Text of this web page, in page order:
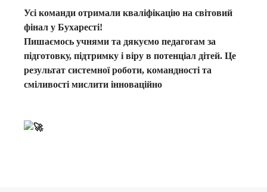
Усі команди отримали кваліфікацію на світовий
фінал у Бухаресті!
Пишаємось учнями та дякуємо педагогам за
підготовку, підтримку і віру в потенціал дітей. Це
результат системної роботи, командності та
сміливості мислити інноваційно